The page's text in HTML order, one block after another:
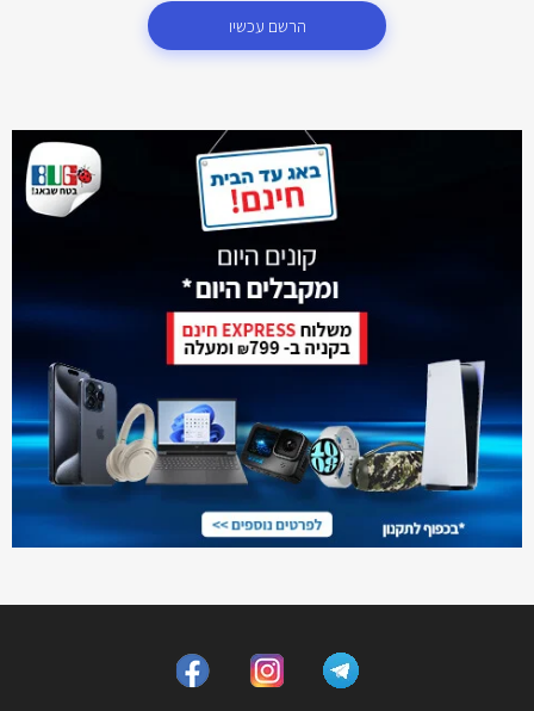
הרשם עכשיו